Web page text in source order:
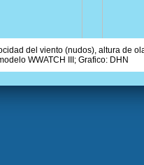
del viento (nudos), altura de
WWATCH III; Grafico: DHN